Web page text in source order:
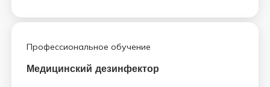
Профессиональное обучение
Медицинский дезинфектор